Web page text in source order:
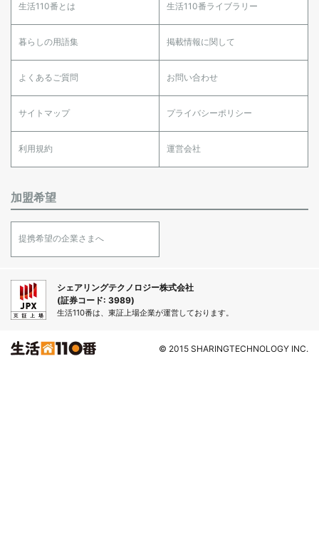
生活110番とは 生活110番ライブラリー
暮らしの用語集 掲載情報に関して
よくあるご質問 お問い合わせ
サイトマップ プライバシーポリシー
利用規約 運営会社
加盟希望
提携希望の企業さまへ
シェアリングテクノロジー株式会社
(証券コード: 3989)
生活110番は、東証上場企業が運営しております。
© 2015 SHARINGTECHNOLOGY INC.